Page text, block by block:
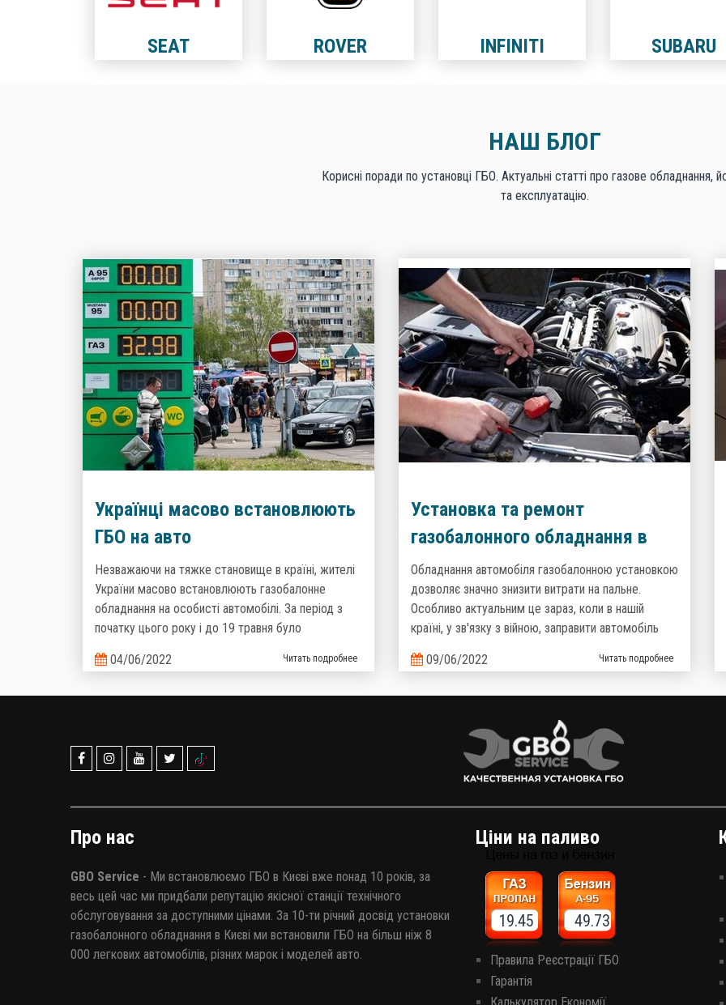
SEAT ROVER INFINITI SUBARU
НАШ БЛОГ
Корисні поради по установці ГБО. Актуальні статті про газове обладнання,
та експлуатацію.
Українці масово встановлюють
ГБО на авто
Незважаючи на тяжке становище в країні, жителі
України масово встановлюють газобалонне
обладнання на особисті автомобілі. За період з
початку цього року і до 19 травня було
було виконано монтаж ГБО. Загалом у нашій країні
Внутрішніх справ України.
04/06/2022 Читать подробнее
Установка та ремонт
газобалонного обладнання в
компанії ГБО-Сервіс
Обладнання автомобіля газобалонною установкою
дозволяє значно знизити витрати на пальне.
Особливо актуальним це зараз, коли в нашій
країні, у зв'язку з війною, заправити автомобіль
проблематично.
09/06/2022 Читать подробнее
Про нас
GBO Service - Ми встановлюємо ГБО в Києві вже понад 10 років, за
весь цей час ми придбали репутацію якісної станції технічного
обслуговування за доступними цінами. За 10-ти річний досвід установки
газобалонного обладнання в Києві ми встановили ГБО на більш ніж 8
000 легкових автомобілів, різних марок і моделей авто.
Ціни на паливо
19.45 49.73
Правила Реєстрації ГБО
Гарантія